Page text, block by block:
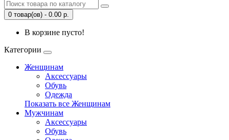
0 товар(ов) - 0.00 р.
В корзине пусто!
Категории
Женщинам
Аксессуары
Обувь
Одежда
Показать все Женщинам
Мужчинам
Аксессуары
Обувь